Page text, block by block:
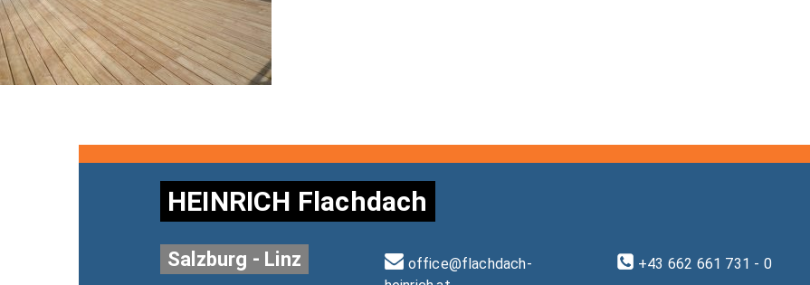
HEINRICH Flachdach
Salzburg - Linz
office@flachdach-
+43 662 661 731 - 0